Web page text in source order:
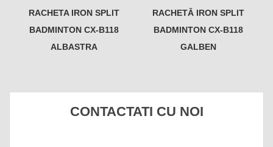
RACHETA IRON SPLIT
BADMINTON CX-B118
ALBASTRA
RACHETĂ IRON SPLIT
BADMINTON CX-B118
GALBEN
CONTACTATI CU NOI